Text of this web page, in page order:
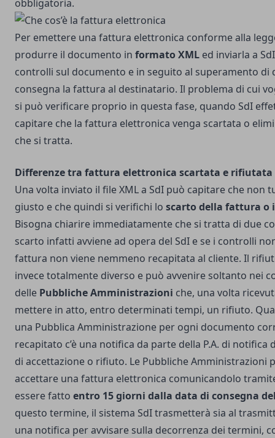
obbligatoria.
Per emettere una fattura elettronica conforme alla
produrre il documento in formato XML ed inviarla a
controlli sul documento e in seguito al superamento di
consegna la fattura al destinatario. Il problema di cui
si può verificare proprio in questa fase, quando SdI
capitare che la fattura elettronica venga scartata o
che si tratta.
Differenze tra fattura elettronica scartata e rifiutata
Una volta inviato il file XML a SdI può capitare che non
giusto e che quindi si verifichi lo scarto della fattura o
Bisogna chiarire immediatamente che si tratta di due
scarto infatti avviene ad opera del SdI e se i controlli
fattura non viene nemmeno recapitata al cliente. Il
invece totalmente diverso e può avvenire soltanto nei
delle Pubbliche Amministrazioni che, una volta
mettere in atto, entro determinati tempi, un rifiuto.
una Pubblica Amministrazione per ogni documento
recapitato c’è una notifica da parte della P.A. di
di accettazione o rifiuto. Le Pubbliche Amministrazioni
accettare una fattura elettronica comunicandolo
essere fatto entro 15 giorni dalla data di consegna
questo termine, il sistema SdI trasmetterà sia al
una notifica per avvisare sulla decorrenza dei termini,